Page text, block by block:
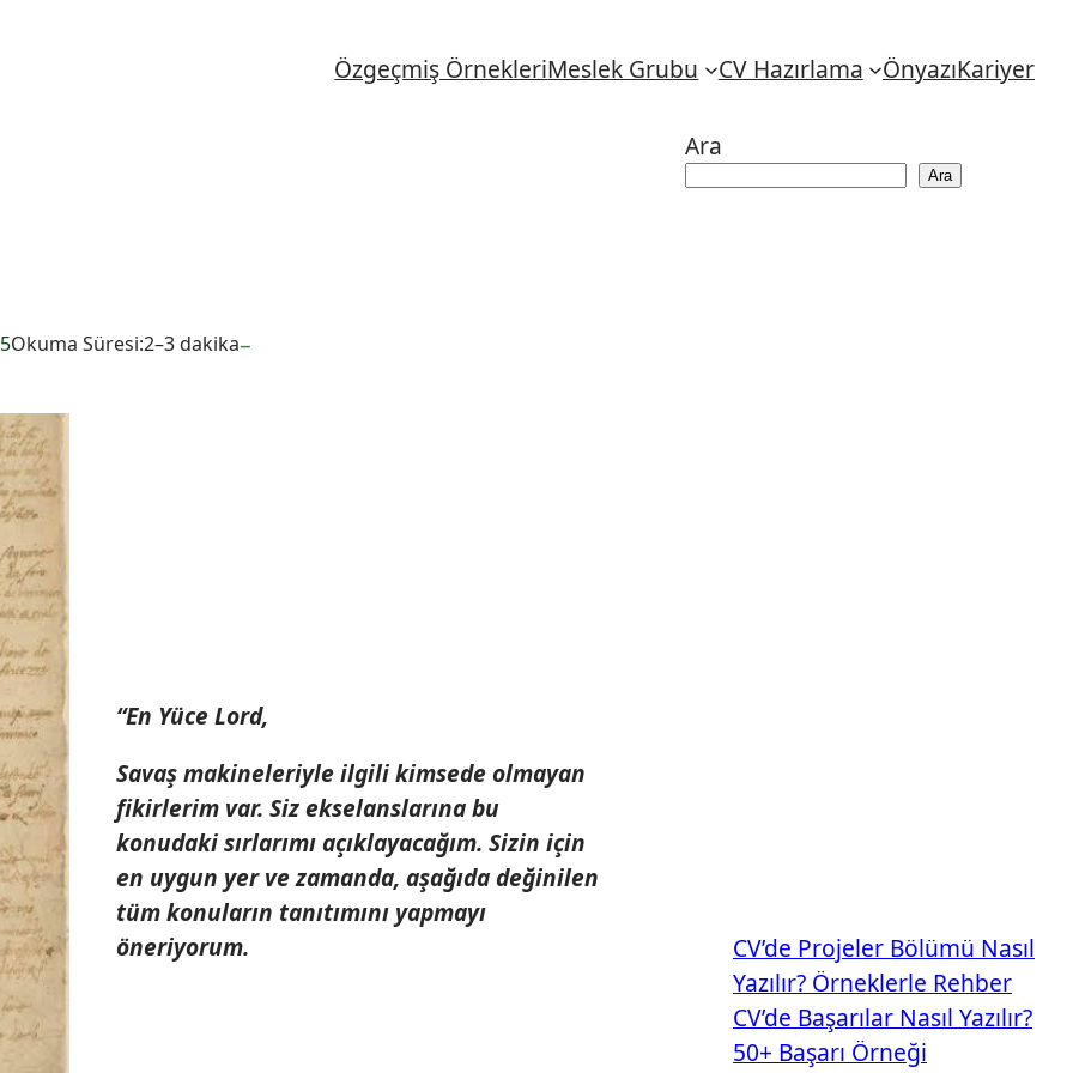
Özgeçmiş ÖrnekleriMeslek Grubu CV Hazırlama ÖnyazıKariyer
Okuma Süresi:2–3 dakika–
“En Yüce Lord,
Savaş makineleriyle ilgili kimsede olmayan
fikirlerim var. Siz ekselanslarına bu
konudaki sırlarımı açıklayacağım. Sizin için
en uygun yer ve zamanda, aşağıda değinilen
tüm konuların tanıtımını yapmayı
öneriyorum.
Ara
Ara
CV’de Projeler Bölümü Nasıl
Yazılır? Örneklerle Rehber
CV’de Başarılar Nasıl Yazılır?
50+ Başarı Örneği